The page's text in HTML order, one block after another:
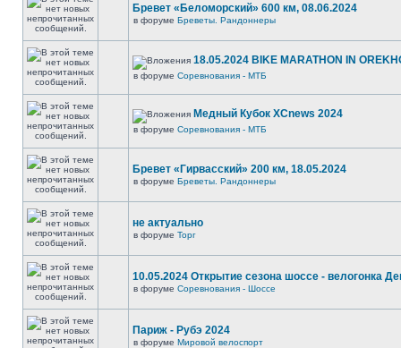
Бревет «Беломорский» 600 км, 08.06.2024
в форуме Бреветы. Рандоннеры
18.05.2024 BIKE MARATHON IN
в форуме Соревнования - МТБ
Медный Кубок XCnews 2024
в форуме Соревнования - МТБ
Бревет «Гирвасский» 200 км, 18.05.2024
в форуме Бреветы. Рандоннеры
не актуально
в форуме Торг
10.05.2024 Открытие сезона шоссе - велогонка
в форуме Соревнования - Шоссе
Париж - Рубэ 2024
в форуме Мировой велоспорт